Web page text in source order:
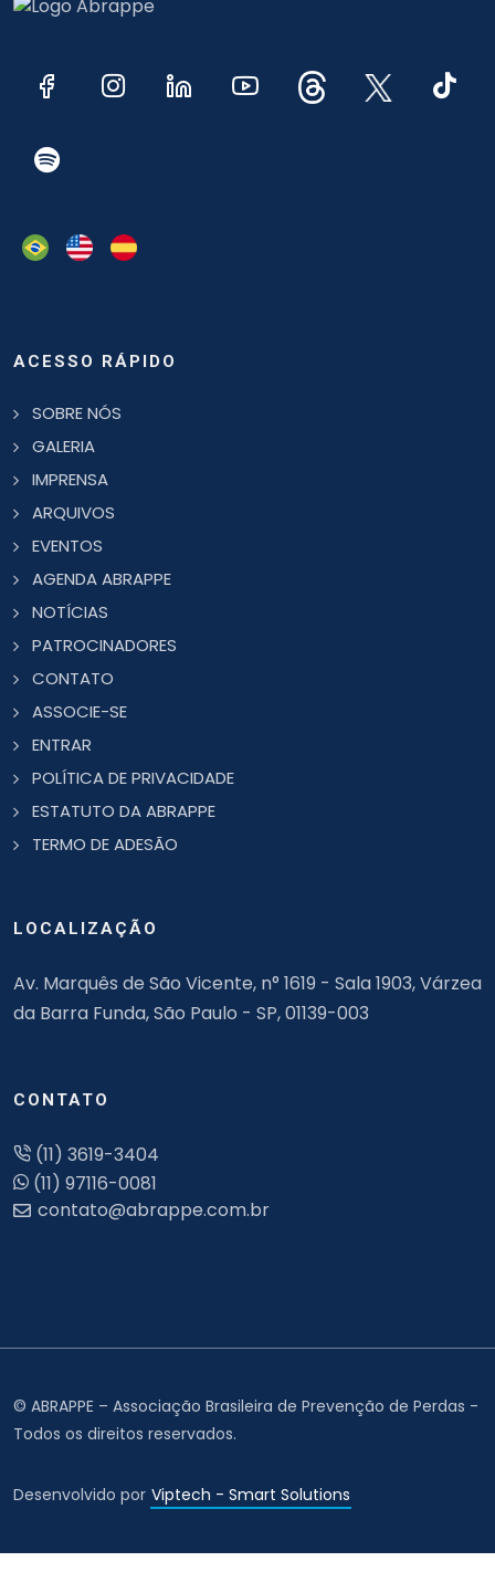
ACESSO RÁPIDO
SOBRE NÓS
GALERIA
IMPRENSA
ARQUIVOS
EVENTOS
AGENDA ABRAPPE
NOTÍCIAS
PATROCINADORES
CONTATO
ASSOCIE-SE
ENTRAR
POLÍTICA DE PRIVACIDADE
ESTATUTO DA ABRAPPE
TERMO DE ADESÃO
LOCALIZAÇÃO
Av. Marquês de São Vicente, n° 1619 - Sala 1903, Várzea
da Barra Funda, São Paulo - SP, 01139-003
CONTATO
(11) 3619-3404
(11) 97116-0081
© ABRAPPE – Associação Brasileira de Prevenção de Perdas -
Todos os direitos reservados.
Desenvolvido por Viptech - Smart Solutions